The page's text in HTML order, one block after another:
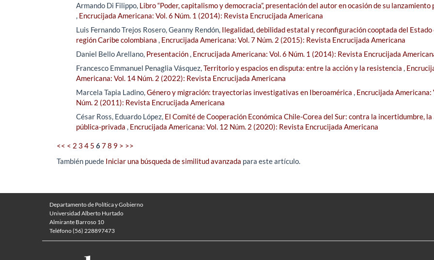
Armando Di Filippo, Libro “Poder, capitalismo y democracia”, presentación del autor en ocasión de su lanzamiento
Encrucijada Americana: Vol. 6 Núm. 1 (2014): Revista Encrucijada Americana
Luis Fernando Trejos Rosero, Geanny Rendón, Ilegalidad, debilidad estatal y reconfiguración cooptada del Estado
región Caribe colombiana
Encrucijada Americana: Vol. 7 Núm. 2 (2015): Revista Encrucijada Americana
Daniel Bello Arellano, Presentación Encrucijada Americana: Vol. 6 Núm. 1 (2014): Revista Encrucijada
Francesco Emmanuel Penaglia Vásquez, Territorio y espacios en disputa: entre la acción y la resistencia
Americana: Vol. 14 Núm. 2 (2022): Revista Encrucijada Americana
Marcela Tapia Ladino, Género y migración: trayectorias investigativas en Iberoamérica
Encrucijada Americana:
Núm. 2 (2011): Revista Encrucijada Americana
César Ross, Eduardo López, El Comité de Cooperación Económica Chile-Corea del Sur: contra la incertidumbre, la
pública-privada
Encrucijada Americana: Vol. 12 Núm. 2 (2020): Revista Encrucijada Americana
<< < 2 3 4 5 678 9 > >>
También puede Iniciar una búsqueda de similitud avanzada para este artículo.
Departamento de Política y Gobierno
Universidad Alberto Hurtado
Almirante Barroso 10
Teléfono (56) 228897473